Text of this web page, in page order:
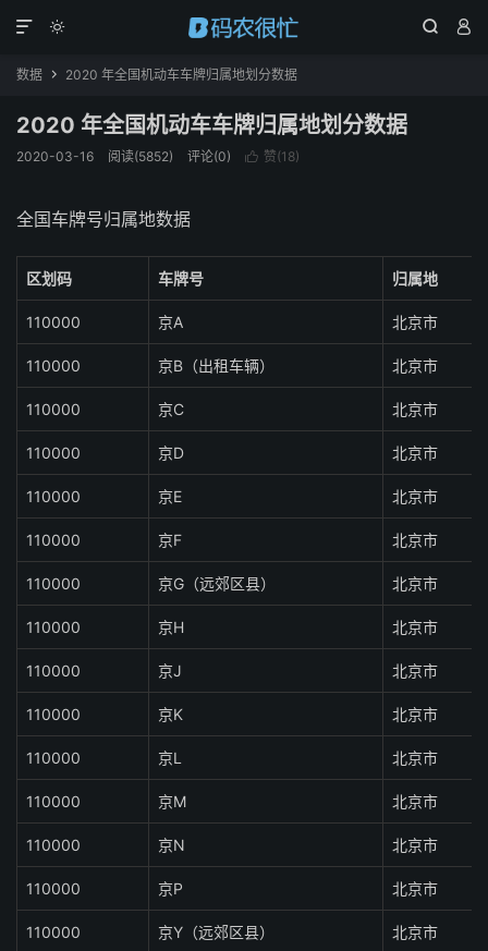
  

数据  2020 年全国机动车车牌归属地划分数据
2020 年全国机动车车牌归属地划分数据
2020-03-16 阅读(5852) 评论(0)  赞(18)
全国车牌号归属地数据
区划码 车牌号 归属地
110000 京A 北京市
110000 京B（出租车辆） 北京市
110000 京C 北京市
110000 京D 北京市
110000 京E 北京市
110000 京F 北京市
110000 京G（远郊区县） 北京市
110000 京H 北京市
110000 京J 北京市
110000 京K 北京市
110000 京L 北京市
110000 京M 北京市
110000 京N 北京市
110000 京P 北京市
110000 京Y（远郊区县） 北京市